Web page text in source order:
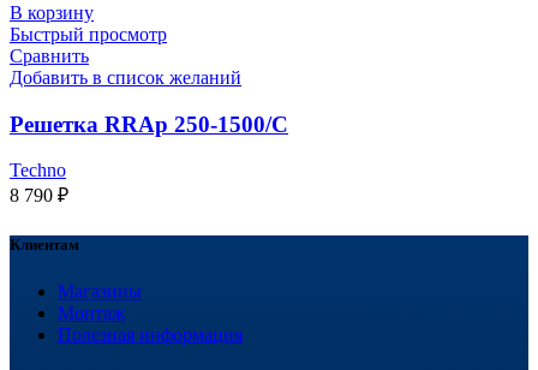
В корзину
Быстрый просмотр
Сравнить
Добавить в список желаний
Решетка RRAp 250-1500/С
Techno
8 790 ₽
Клиентам
Магазины
Монтаж
Полезная информация